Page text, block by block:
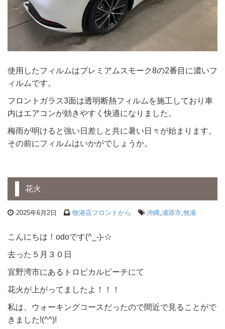
使用したフィルムはプレミアムスモーク8の2番目に濃いフ
ィルムです。
フロントガラス3面は透明断熱フィルムを施工しており車
内はエアコンが効きやすく快適になりました。
梅雨が明けると強い日差しと共に暑い日々が始まります。
その前にフィルムはいかがでしょうか。
花火
2025年6月2日 牧港店フロントから 沖縄,浦添市,牧港
こんにちは！odoです(^_-)-☆
去った５月３０日
宜野湾市にあるトロピカルビーチにて
花火が上がってましたよ！！！
私は、ウォーキングコースだったので間近で見ることがで
きました!(^^)!